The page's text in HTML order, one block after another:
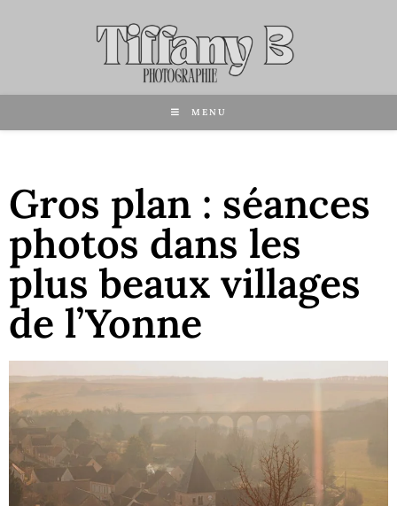
MENU
Gros plan : séances
photos dans les
plus beaux villages
de l’Yonne